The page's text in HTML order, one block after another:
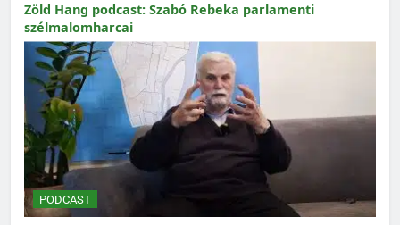
Zöld Hang podcast: Szabó Rebeka parlamenti
szélmalomharcai
PODCAST